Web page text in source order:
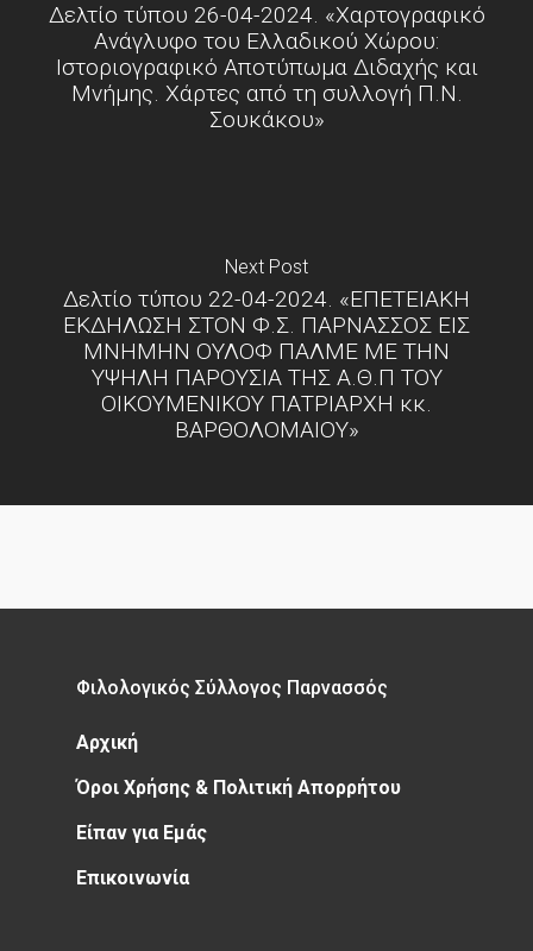
Δελτίο τύπου 26-04-2024. «Χαρτογραφικό
Ανάγλυφο του Ελλαδικού Χώρου:
Ιστοριογραφικό Αποτύπωμα Διδαχής και
Μνήμης. Χάρτες από τη συλλογή Π.Ν.
Σουκάκου»
Next Post
Δελτίο τύπου 22-04-2024. «ΕΠΕΤΕΙΑΚΗ
ΕΚΔΗΛΩΣΗ ΣΤΟΝ Φ.Σ. ΠΑΡΝΑΣΣΟΣ ΕΙΣ
ΜΝΗΜΗΝ ΟΥΛΟΦ ΠΑΛΜΕ ΜΕ ΤΗΝ
ΥΨΗΛΗ ΠΑΡΟΥΣΙΑ ΤΗΣ Α.Θ.Π ΤΟΥ
ΟΙΚΟΥΜΕΝΙΚΟΥ ΠΑΤΡΙΑΡΧΗ κκ.
ΒΑΡΘΟΛΟΜΑΙΟΥ»
Φιλολογικός Σύλλογος Παρνασσός
Αρχική
Όροι Χρήσης & Πολιτική Απορρήτου
Είπαν για Εμάς
Επικοινωνία